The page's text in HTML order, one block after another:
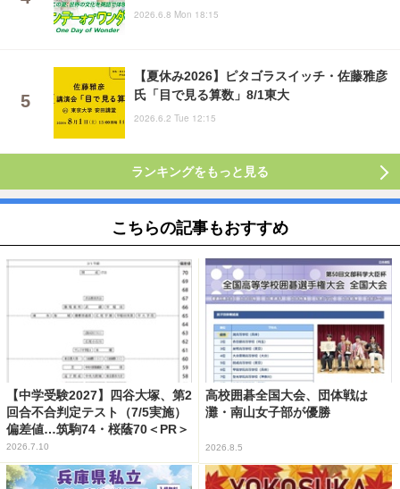
2026.6.8 Mon 18:15
【夏休み2026】ピタゴラスイッチ・佐藤雅彦
氏「目で見る算数」8/1東大
2026.6.2 Tue 12:15
ランキングをもっと見る
こちらの記事もおすすめ
【中学受験2027】四谷大塚、第2
回合不合判定テスト（7/5実施）
偏差値…筑駒74・桜蔭70＜PR＞
2026.7.10
高校囲碁全国大会、団体戦は
灘・南山女子部が優勝
2026.8.5